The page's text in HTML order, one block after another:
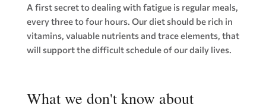
A first secret to dealing with fatigue is regular meals,
every three to four hours. Our diet should be rich in
vitamins, valuable nutrients and trace elements, that
will support the difficult schedule of our daily lives.
What we don't know about